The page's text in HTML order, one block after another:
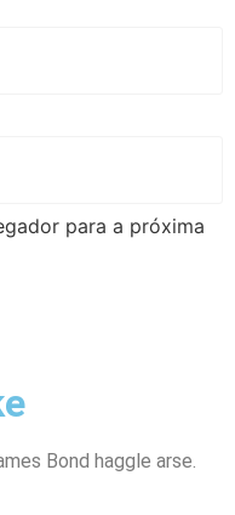
para a próxima
Bond haggle arse.